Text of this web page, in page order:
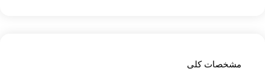
مشخصات کلی